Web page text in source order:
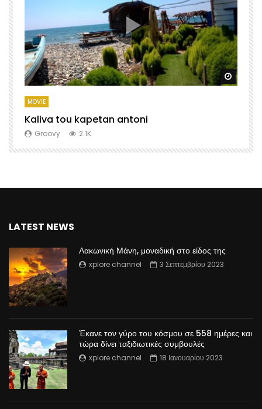
Watch Later Watch
MOVIE
Kaliva tou kapetan antoni
Groovy 2.1K
LATEST NEWS
Λακωνική Μάνη, μοναδική στο είδος της
xplore channel 3 Σεπτεμβρίου 2023
Έκανε τον γύρο του κόσμου σε 558 ημέρες και
τώρα δίνει ταξιδιωτικές συμβουλές
xplore channel 18 Ιανουαρίου 2023